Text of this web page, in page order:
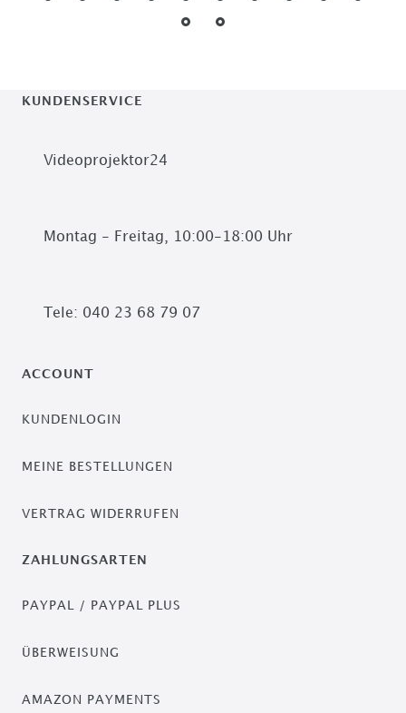
KUNDENSERVICE
Videoprojektor24
Montag - Freitag, 10:00-18:00 Uhr
Tele: 040 23 68 79 07
ACCOUNT
KUNDENLOGIN
MEINE BESTELLUNGEN
VERTRAG WIDERRUFEN
ZAHLUNGSARTEN
PAYPAL / PAYPAL PLUS
ÜBERWEISUNG
AMAZON PAYMENTS